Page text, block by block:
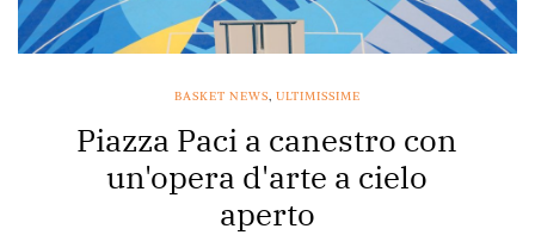
BASKET NEWS, ULTIMISSIME
Piazza Paci a canestro con
un'opera d'arte a cielo
aperto